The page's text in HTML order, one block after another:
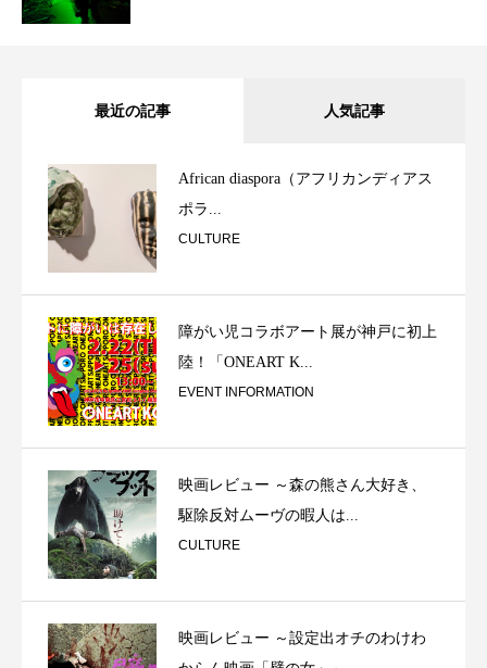
最近の記事 人気記事
African diaspora（アフリカンディアス
ポラ...
CULTURE
障がい児コラボアート展が神戸に初上
陸！「ONEART K...
EVENT INFORMATION
映画レビュー ～森の熊さん大好き、
駆除反対ムーヴの暇人は...
CULTURE
映画レビュー ～設定出オチのわけわ